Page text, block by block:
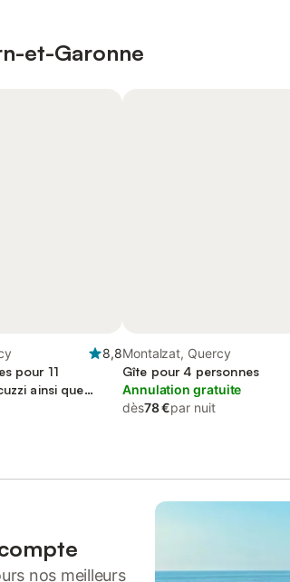
et-Garonne
8,8
pour 11
ainsi que
Montalzat, Quercy
Gîte pour 4 personnes
Annulation gratuite
dès78 €par nuit
nos meilleurs